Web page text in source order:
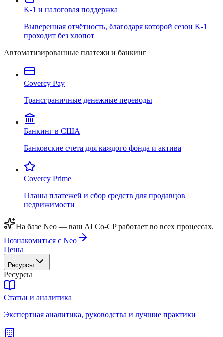
K-1 и налоговая поддержка
Выверенная отчётность, благодаря которой сезон K-1
проходит без хлопот
Автоматизированные платежи и банкинг
Covercy Pay
Трансграничные денежные переводы
Банкинг в США
Банковские счета для каждого фонда и актива
Covercy Prime
Планы платежей и сбор средств для продавцов
недвижимости
На базе Neo — ваш AI Co-GP работает во всех процессах.
Познакомиться с Neo
Цены
Ресурсы
Ресурсы
Статьи и аналитика
Экспертная аналитика, руководства и лучшие практики